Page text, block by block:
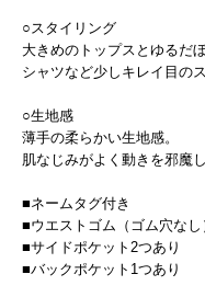
○スタイリング
大きめのトップスとゆるだ
シャツなど少しキレイ目の
○生地感
薄手の柔らかい生地感。
肌なじみがよく動きを邪魔
■ネームタグ付き
■ウエストゴム（ゴム穴なし
■サイドポケット2つあり
■バックポケット1つあり